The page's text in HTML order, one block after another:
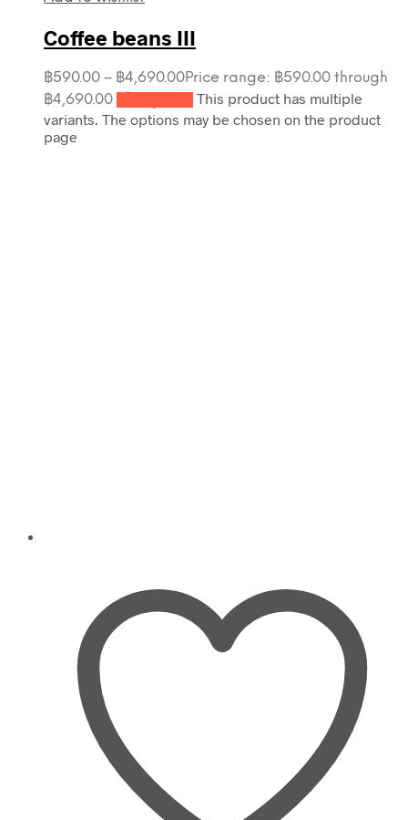
Coffee beans III
฿590.00 – ฿4,690.00Price range: ฿590.00 through
฿4,690.00
This product has multiple
variants. The options may be chosen on the product
page